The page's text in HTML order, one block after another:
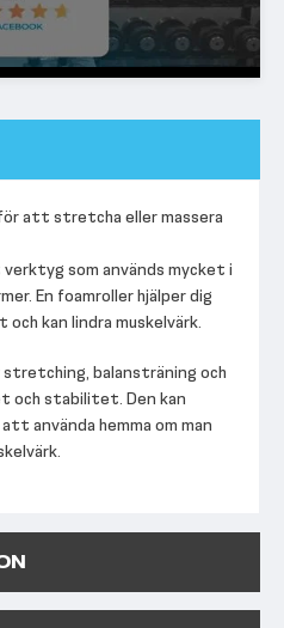
att stretcha eller massera
som används mycket i
En foamroller hjälper dig
kan lindra muskelvärk.
balansträning och
stabilitet. Den kan
använda hemma om man